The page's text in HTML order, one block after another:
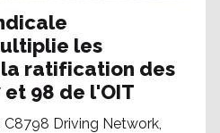
les
ratification des
98 de l'OIT
C8798 Driving Network,